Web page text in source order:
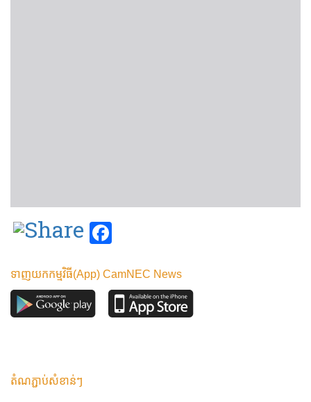
ទាញយកកម្មវិធី(App) CamNEC News
តំណភ្ជាប់សំខាន់ៗ